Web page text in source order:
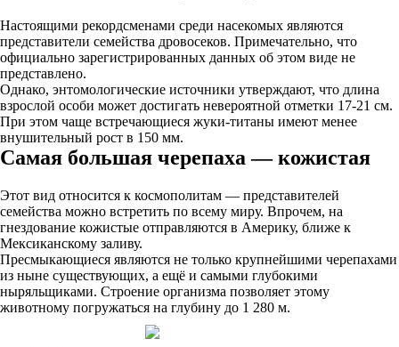
Настоящими рекордсменами среди насекомых являются
представители семейства дровосеков. Примечательно, что
официально зарегистрированных данных об этом виде не
представлено.
Однако, энтомологические источники утверждают, что длина
взрослой особи может достигать невероятной отметки 17-21 см.
При этом чаще встречающиеся жуки-титаны имеют менее
внушительный рост в 150 мм.
Самая большая черепаха — кожистая
Этот вид относится к космополитам — представителей
семейства можно встретить по всему миру. Впрочем, на
гнездование кожистые отправляются в Америку, ближе к
Мексиканскому заливу.
Пресмыкающиеся являются не только крупнейшими черепахами
из ныне существующих, а ещё и самыми глубокими
ныряльщиками. Строение организма позволяет этому
животному погружаться на глубину до 1 280 м.